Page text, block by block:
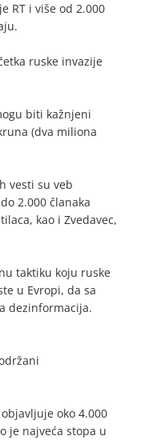
RT i više od 2.000
ruske invazije
biti kažnjeni
(dva miliona
vesti su veb
2.000 članaka
kao i Zvedavec,
taktiku koju ruske
u Evropi, da sa
dezinformacija.
oko 4.000
je najveća stopa u